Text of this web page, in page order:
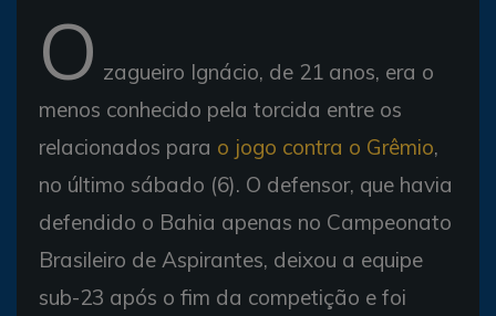
O zagueiro Ignácio, de 21 anos, era o
menos conhecido pela torcida entre os
relacionados para o jogo contra o Grêmio,
no último sábado (6). O defensor, que havia
defendido o Bahia apenas no Campeonato
Brasileiro de Aspirantes, deixou a equipe
sub-23 após o fim da competição e foi